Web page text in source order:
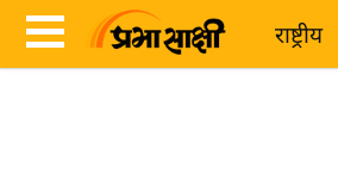
राष्ट्रीय